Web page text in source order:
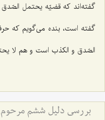
گفته‌اند که قضیّه یحتمل
گفته است، بنده می‌گویم که
الصّدق و الکذب است و هم لا